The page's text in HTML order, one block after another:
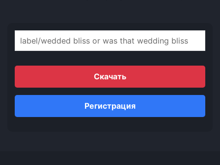
Найти:
Скачать
Регистрация